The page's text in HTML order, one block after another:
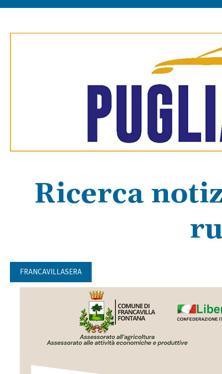
Ricerca
FRANCAVILLASERA